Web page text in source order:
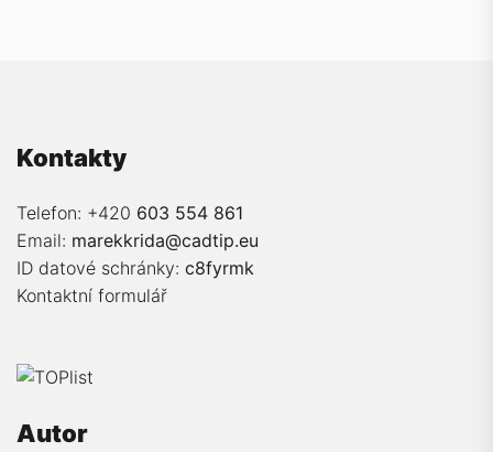
Kontakty
Telefon: +420 603 554 861
Email: marekkrida@cadtip.eu
ID datové schránky: c8fyrmk
Kontaktní formulář
Autor